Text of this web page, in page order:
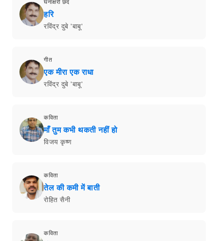
घनाक्षरी छंद
हरि
रविंद्र दुबे 'बाबू'
गीत
एक मीरा एक राधा
रविंद्र दुबे 'बाबू'
कविता
माँ तुम कभी थकती नहीं हो
विजय कृष्ण
कविता
तेल की कमी में बाती
रोहित सैनी
कविता